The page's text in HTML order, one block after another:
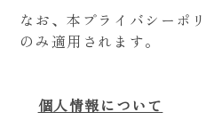
なお、本プライバシーポ
のみ適用されます。
個人情報について